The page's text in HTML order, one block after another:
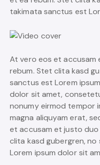
takimata sanctus est
At vero eos et
rebum. Stet clita kasd
sanctus est Lorem
dolor sit amet,
nonumy eirmod tempor
magna aliquyam erat,
et accusam et justo
clita kasd gubergren,
Lorem ipsum dolor sit